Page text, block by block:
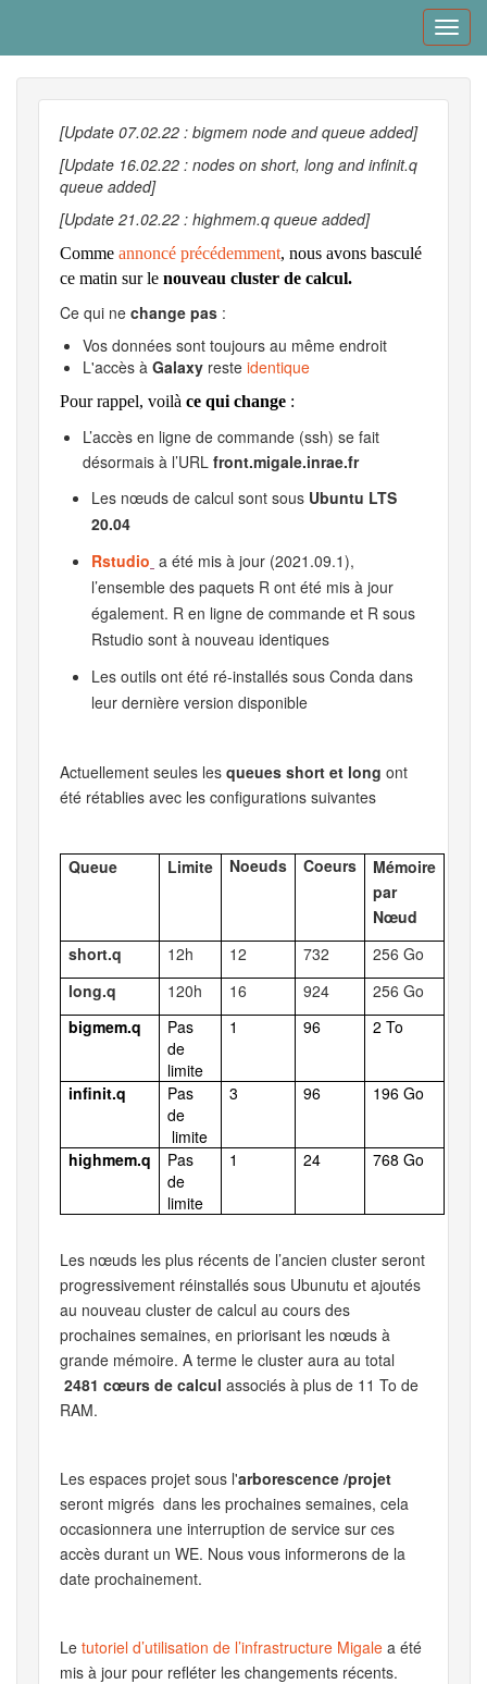
main
content
[Update 07.02.22 : bigmem node and queue added]
[Update 16.02.22 : nodes on short, long and infinit.q
queue added]
[Update 21.02.22 : highmem.q queue added]
Comme annoncé précédemment, nous avons basculé
ce matin sur le nouveau cluster de calcul.
Ce qui ne change pas :
Vos données sont toujours au même endroit
L'accès à Galaxy reste identique
Pour rappel, voilà ce qui change :
L’accès en ligne de commande (ssh) se fait
désormais à l’URL front.migale.inrae.fr
Les nœuds de calcul sont sous Ubuntu LTS
20.04
Rstudio a été mis à jour (2021.09.1),
l’ensemble des paquets R ont été mis à jour
également. R en ligne de commande et R sous
Rstudio sont à nouveau identiques
Les outils ont été ré-installés sous Conda dans
leur dernière version disponible
Actuellement seules les queues short et long ont
été rétablies avec les configurations suivantes
Queue Limite Noeuds Coeurs
Mémoire
par
Nœud
short.q
12h 12 732
256 Go
long.q
120h 16 924
256 Go
bigmem.q
Pas
de
limite
1 96 2 To
infinit.q
Pas
de
limite
3 96 196 Go
highmem.q
Pas
de
limite
1 24 768 Go
Les nœuds les plus récents de l’ancien cluster seront
progressivement réinstallés sous Ubunutu et ajoutés
au nouveau cluster de calcul au cours des
prochaines semaines, en priorisant les nœuds à
grande mémoire. A terme le cluster aura au total
2481 cœurs de calcul associés à plus de 11 To de
RAM.
Les espaces projet sous l'arborescence /projet
seront migrés dans les prochaines semaines, cela
occasionnera une interruption de service sur ces
accès durant un WE. Nous vous informerons de la
date prochainement.
Le tutoriel d’utilisation de l’infrastructure Migale a été
mis à jour pour refléter les changements récents.